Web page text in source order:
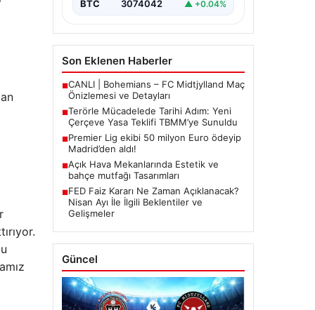
BTC 3074042 ▲ +0.04%
Son Eklenen Haberler
■CANLI | Bohemians – FC Midtjylland Maç
Önizlemesi ve Detayları
■Terörle Mücadelede Tarihi Adım: Yeni
Çerçeve Yasa Teklifi TBMM’ye Sunuldu
■Premier Lig ekibi 50 milyon Euro ödeyip
Madrid’den aldı!
■Açık Hava Mekanlarında Estetik ve
bahçe mutfağı Tasarımları
■FED Faiz Kararı Ne Zaman Açıklanacak?
Nisan Ayı İle İlgili Beklentiler ve
Gelişmeler
Güncel